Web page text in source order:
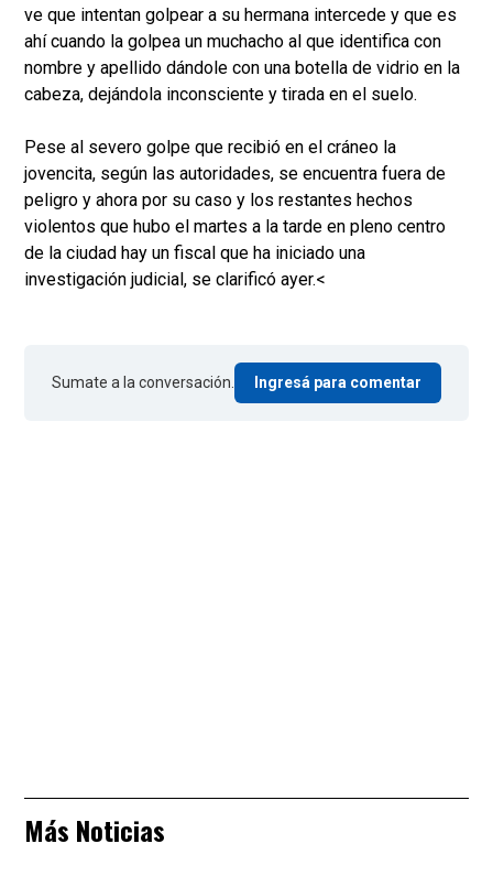
ve que intentan golpear a su hermana intercede y que es
ahí cuando la golpea un muchacho al que identifica con
nombre y apellido dándole con una botella de vidrio en la
cabeza, dejándola inconsciente y tirada en el suelo.
Pese al severo golpe que recibió en el cráneo la
jovencita, según las autoridades, se encuentra fuera de
peligro y ahora por su caso y los restantes hechos
violentos que hubo el martes a la tarde en pleno centro
de la ciudad hay un fiscal que ha iniciado una
investigación judicial, se clarificó ayer.<
Sumate a la conversación. Ingresá para comentar
Más Noticias